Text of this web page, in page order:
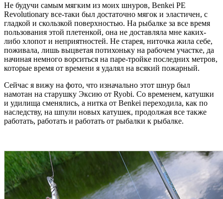
Не будучи самым мягким из моих шнуров, Benkei PE
Revolutionary все-таки был достаточно мягок и эластичен, с
гладкой и скользкой поверхностью. На рыбалке за все время
пользования этой плетенкой, она не доставляла мне каких-
либо хлопот и неприятностей. Не старея, ниточка жила себе,
поживала, лишь выцветая потихоньку на рабочем участке, да
начиная немного ворситься на паре-тройке последних метров,
которые время от времени я удалял на всякий пожарный.
Сейчас я вижу на фото, что изначально этот шнур был
намотан на старушку Эксию от Ryobi. Со временем, катушки
и удилища сменялись, а нитка от Benkei переходила, как по
наследству, на шпули новых катушек, продолжая все также
работать, работать и работать от рыбалки к рыбалке.